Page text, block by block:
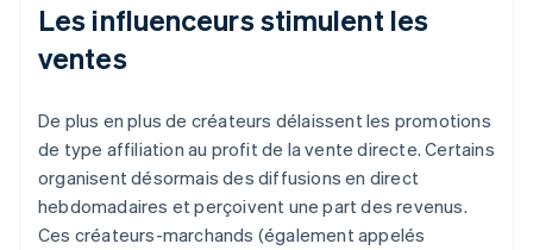
Les influenceurs stimulent les
ventes
De plus en plus de créateurs délaissent les promotions
de type affiliation au profit de la vente directe. Certains
organisent désormais des diffusions en direct
hebdomadaires et perçoivent une part des revenus.
Ces créateurs-marchands (également appelés